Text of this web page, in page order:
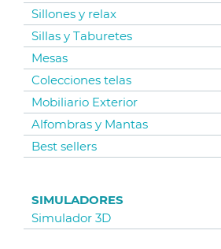
Sillones y relax
Sillas y Taburetes
Mesas
Colecciones telas
Mobiliario Exterior
Alfombras y Mantas
Best sellers
SIMULADORES
Simulador 3D